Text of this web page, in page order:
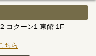
コクーン1 東館 1F
ちら